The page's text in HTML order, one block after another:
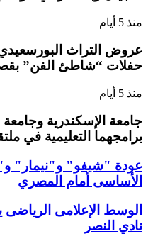
منذ 5 أيام
عروض التراث
حفلات “شاطئ الفن”
منذ 5 أيام
جامعة الإسكندرية وجامعة
برامجهما التعليمية في
عودة "شيفو" و"نيمار"
الأساسى أمام المصري
الوسط الإعلامى
نادي النصر